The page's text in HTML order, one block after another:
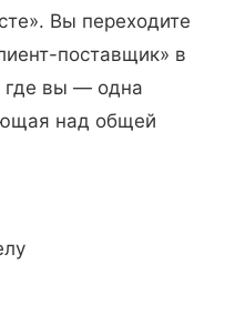
Вы переходите
поставщик» в
где вы — одна
над общей